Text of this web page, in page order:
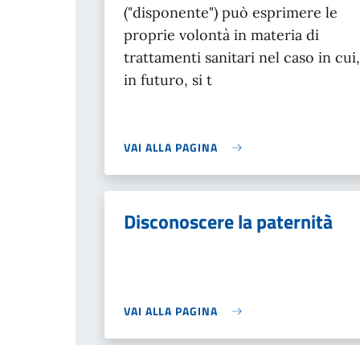
("disponente") può esprimere le
proprie volontà in materia di
trattamenti sanitari nel caso in cui,
in futuro, si t
VAI ALLA PAGINA
Disconoscere la paternità
VAI ALLA PAGINA